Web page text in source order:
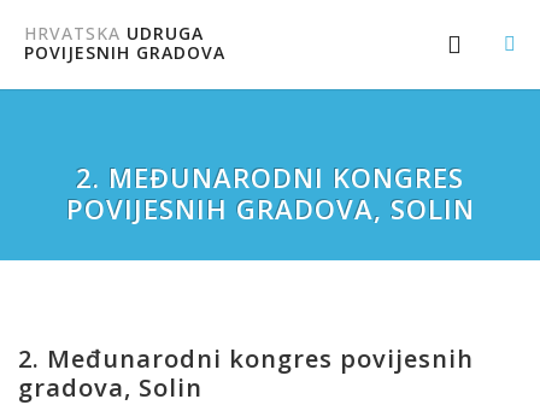
HRVATSKA UDRUGA
POVIJESNIH GRADOVA
2. MEĐUNARODNI KONGRES
POVIJESNIH GRADOVA, SOLIN
2. Međunarodni kongres povijesnih
gradova, Solin